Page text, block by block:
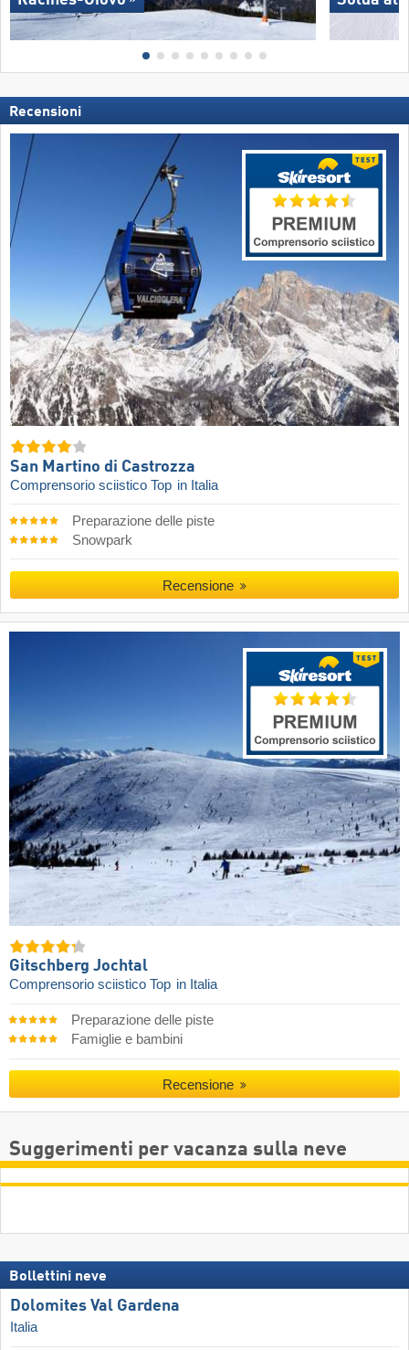
Recensioni
San Martino di Castrozza
Comprensorio sciistico Top in Italia
Preparazione delle piste
Snowpark
Recensione
Gitschberg Jochtal
Comprensorio sciistico Top in Italia
Preparazione delle piste
Famiglie e bambini
Recensione
Suggerimenti per vacanza sulla neve
Bollettini neve
Dolomites Val Gardena
Italia